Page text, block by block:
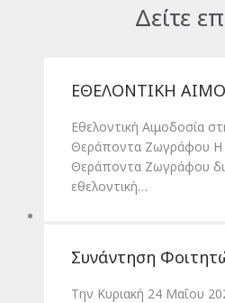
Δείτε
ΕΘΕΛΟΝΤΙΚΗ
Εθελοντική Αιμοδοσία
Θεράποντα Ζωγράφου Η
Θεράποντα Ζωγράφου
εθελοντική…
Συνάντηση
Την Κυριακή 24 Μαΐου